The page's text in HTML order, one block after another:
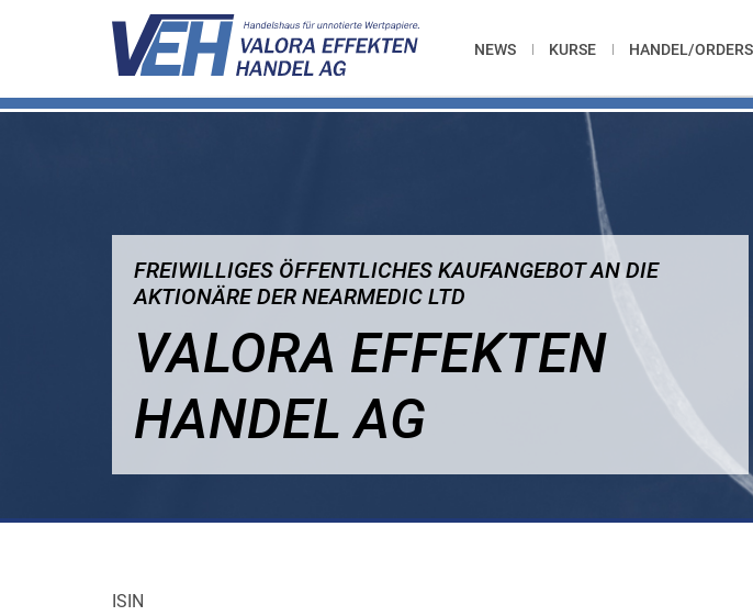
NEWS KURSE HANDEL/ORDERS
FREIWILLIGES ÖFFENTLICHES KAUFANGEBOT AN DIE
AKTIONÄRE DER NEARMEDIC LTD
VALORA EFFEKTEN
HANDEL AG
ISIN